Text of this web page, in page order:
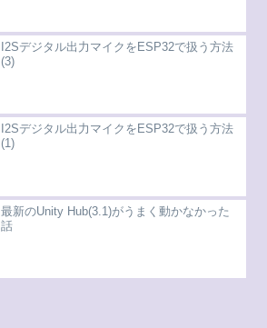
I2Sデジタル出力マイクをESP32で扱う方法
(3)
I2Sデジタル出力マイクをESP32で扱う方法
(1)
最新のUnity Hub(3.1)がうまく動かなかった
話